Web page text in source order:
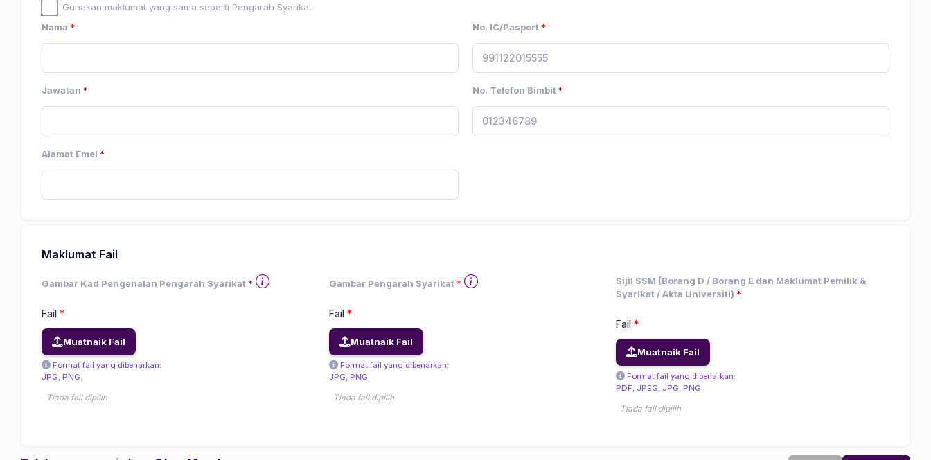
Gunakan maklumat yang sama seperti Pengarah Syarikat
Nama * No. IC/Pasport *
Jawatan * No. Telefon Bimbit *
Alamat Emel *
Maklumat Fail
Gambar Kad Pengenalan Pengarah Syarikat *
Fail*
Muatnaik Fail
Format fail yang dibenarkan:
JPG, PNG.
Tiada fail dipilih
Gambar Pengarah Syarikat *
Fail *
Muatnaik Fail
Format fail yang dibenarkan:
JPG, PNG.
Tiada fail dipilih
Sijil SSM (Borang D / Borang E dan Maklumat Pemilik &
Syarikat / Akta Universiti) *
Fail *
Muatnaik Fail
Format fail yang dibenarkan:
PDF, JPEG, JPG, PNG.
Tiada fail dipilih